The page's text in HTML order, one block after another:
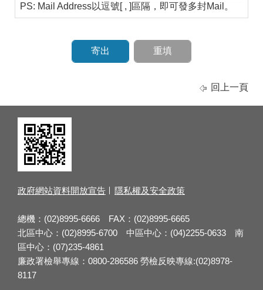
PS: Mail Address以逗號[ , ]區隔，即可發多封Mail。
回上一頁
政府網站資料開放宣告 隱私權及安全政策
總機：(02)8995-6666 FAX：(02)8995-6665
北區中心：(02)8995-6700 中區中心：(04)2255-0633 南
區中心：(07)235-4861
廉政署檢舉專線：0800-286586 勞檢反映專線:(02)8978-
8117